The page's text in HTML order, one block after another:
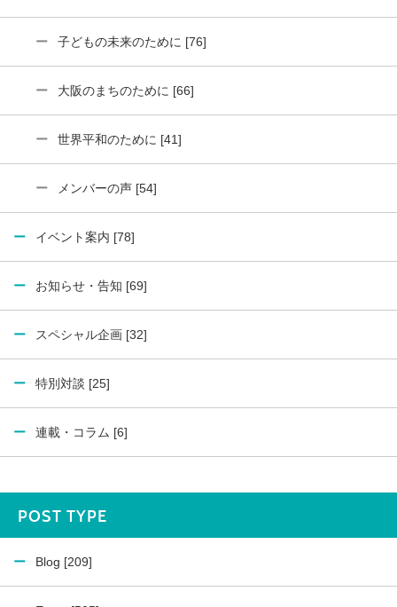
子どもの未来のために [76]
大阪のまちのために [66]
世界平和のために [41]
メンバーの声 [54]
イベント案内 [78]
お知らせ・告知 [69]
スペシャル企画 [32]
特別対談 [25]
連載・コラム [6]
POST TYPE
Blog [209]